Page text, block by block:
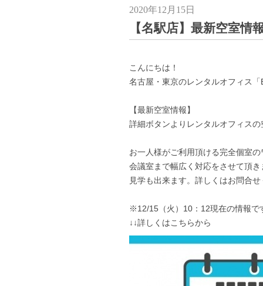
2020年12月15日
【名駅店】最新空室情
こんにちは！
名古屋・東京のレンタルオフィス
【最新空室情報】
詳細ボタンよりレンタルオフィス
お一人様がご利用頂ける完全個室
会議室まで幅広く対応をさせて頂き
見学も出来ます。詳しくはお問合
※12/15（火）10：12現在の情報で
↓↓詳しくはこちらから